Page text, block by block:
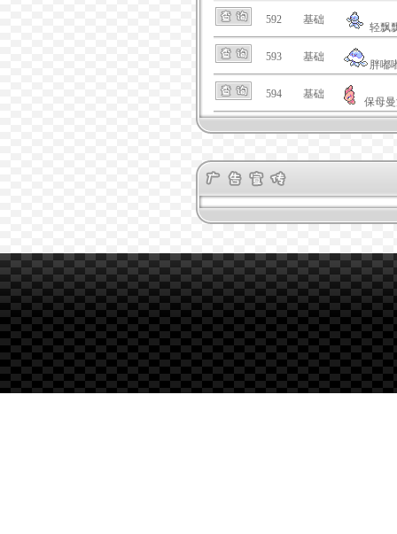
592 基础
轻飘
593 基础
胖嘟
594 基础
保母